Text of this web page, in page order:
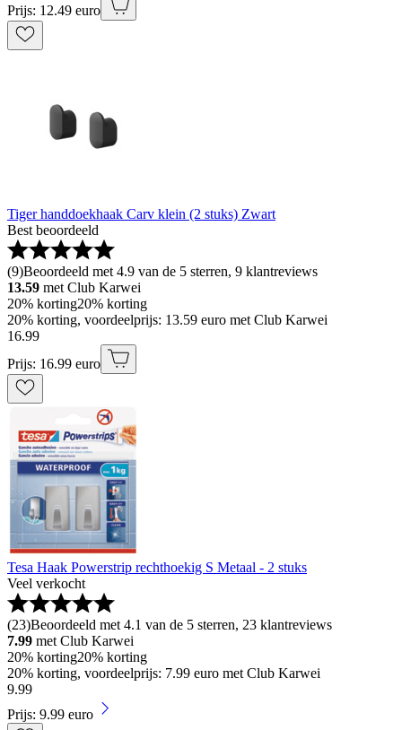
Prijs: 12.49 euro
Tiger handdoekhaak Carv klein (2 stuks) Zwart
Best beoordeeld
(9)Beoordeeld met 4.9 van de 5 sterren, 9 klantreviews
13.59 met Club Karwei
20% korting20% korting
20% korting, voordeelprijs: 13.59 euro met Club Karwei
16.99
Prijs: 16.99 euro
Tesa Haak Powerstrip rechthoekig S Metaal - 2 stuks
Veel verkocht
(23)Beoordeeld met 4.1 van de 5 sterren, 23 klantreviews
7.99 met Club Karwei
20% korting20% korting
20% korting, voordeelprijs: 7.99 euro met Club Karwei
9.99
Prijs: 9.99 euro